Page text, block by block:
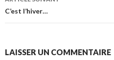
articles
C’est l’hiver…
LAISSER UN COMMENTAIRE